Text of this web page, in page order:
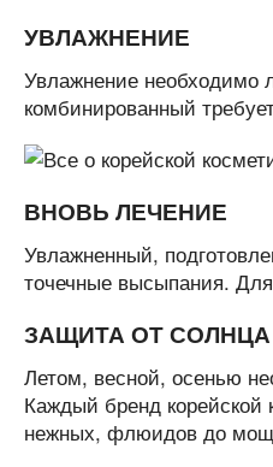
УВЛАЖНЕНИЕ
Увлажнение необходимо
комбинированный
ВНОВЬ ЛЕЧЕНИЕ
Увлажненный,
точечные высыпания.
ЗАЩИТА ОТ СОЛНЦА
Летом, весной, осенью
Каждый бренд корейской
нежных, флюидов до